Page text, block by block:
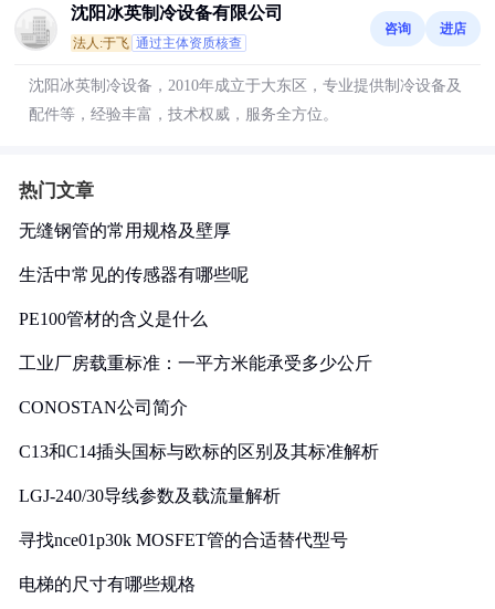
沈阳冰英制冷设备有限公司
法人:于飞 通过主体资质核查
咨询 进店
沈阳冰英制冷设备，2010年成立于大东区，专业提供制冷设备及
配件等，经验丰富，技术权威，服务全方位。
热门文章
无缝钢管的常用规格及壁厚
生活中常见的传感器有哪些呢
PE100管材的含义是什么
工业厂房载重标准：一平方米能承受多少公斤
CONOSTAN公司简介
C13和C14插头国标与欧标的区别及其标准解析
LGJ-240/30导线参数及载流量解析
寻找nce01p30k MOSFET管的合适替代型号
电梯的尺寸有哪些规格